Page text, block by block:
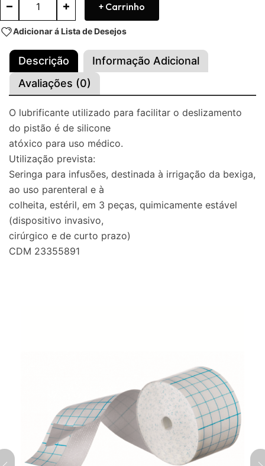
+ Carrinho
Adicionar á Lista de Desejos
Descrição
Informação Adicional
Avaliações (0)
O lubrificante utilizado para facilitar o deslizamento
do pistão é de silicone
atóxico para uso médico.
Utilização prevista:
Seringa para infusões, destinada à irrigação da bexiga,
ao uso parenteral e à
colheita, estéril, em 3 peças, quimicamente estável
(dispositivo invasivo,
cirúrgico e de curto prazo)
CDM 23355891